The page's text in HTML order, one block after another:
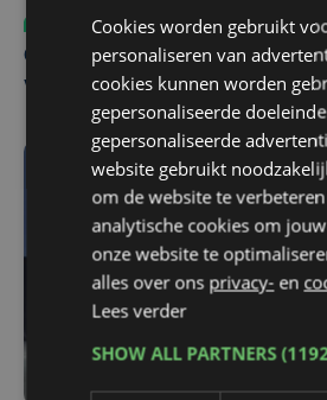
Sport
ma 3 augustus | 17:39
Champions League leeft in
voor tickets Union - Bodø/Glimt
Cookies worden gebruikt
personaliseren van
cookies kunnen worden
gepersonaliseerde
gepersonaliseerde
website gebruikt
om de website te
analytische cookies om
onze website te
alles over ons privacy- en
Lees verder
SHOW ALL PARTNERS